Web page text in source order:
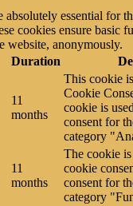
absolutely essential for
cookies ensure basic
website, anonymously.
Duration
11
months
This cookie
Cookie
cookie is
consent for
category
11
months
The cookie
cookie
consent for
category